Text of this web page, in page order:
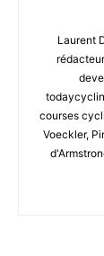
Laurent
courses
Voeckler,